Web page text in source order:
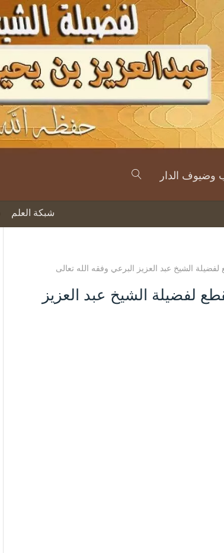
وضيوف الدار
شبكة العلم
الأبناء على الصلاة 7 رجب 1446 مقطع لفضيلة الشيخ عبد العزيز